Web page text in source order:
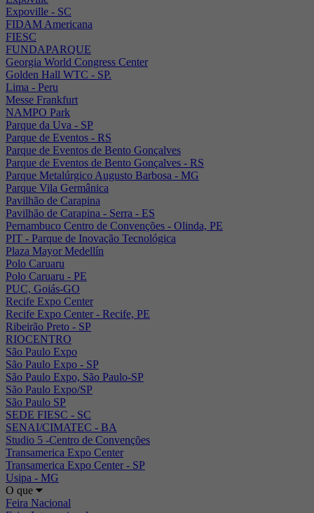
Expoville - SC
FIDAM Americana
FIESC
FUNDAPARQUE
Georgia World Congress Center
Golden Hall WTC - SP.
Lima - Peru
Messe Frankfurt
NAMPO Park
Parque da Uva - SP
Parque de Eventos - RS
Parque de Eventos de Bento Gonçalves
Parque de Eventos de Bento Gonçalves - RS
Parque Metalúrgico Augusto Barbosa - MG
Parque Vila Germânica
Pavilhão de Carapina
Pavilhão de Carapina - Serra - ES
Pernambuco Centro de Convenções - Olinda, PE
PIT - Parque de Inovação Tecnológica
Plaza Mayor Medellín
Polo Caruaru
Polo Caruaru - PE
PUC, Goiás-GO
Recife Expo Center
Recife Expo Center - Recife, PE
Ribeirão Preto - SP
RIOCENTRO
São Paulo Expo
São Paulo Expo - SP
São Paulo Expo, São Paulo-SP
São Paulo Expo/SP
São Paulo SP
SEDE FIESC - SC
SENAI/CIMATEC - BA
Studio 5 -Centro de Convenções
Transamerica Expo Center
Transamerica Expo Center - SP
Usipa - MG
O que
Feira Nacional